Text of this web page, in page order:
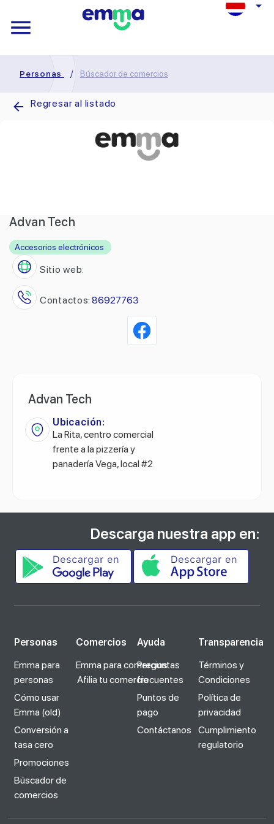
Personas / Búscador de comercios
Regresar al listado
Advan Tech
Accesorios electrónicos
Sitio web:
Contactos: 86927763
Advan Tech
Ubicación:
La Rita, centro comercial
frente a la pizzería y
panadería Vega, local #2
Descarga nuestra app en:
Personas
Emma para
personas
Cómo usar
Emma (old)
Conversión a
tasa cero
Promociones
Búscador de
comercios
Comercios
Emma para comercios
Afilia tu comercio
Ayuda
Preguntas
frecuentes
Puntos de
pago
Contáctanos
Transparencia
Términos y
Condiciones
Política de
privacidad
Cumplimiento
regulatorio